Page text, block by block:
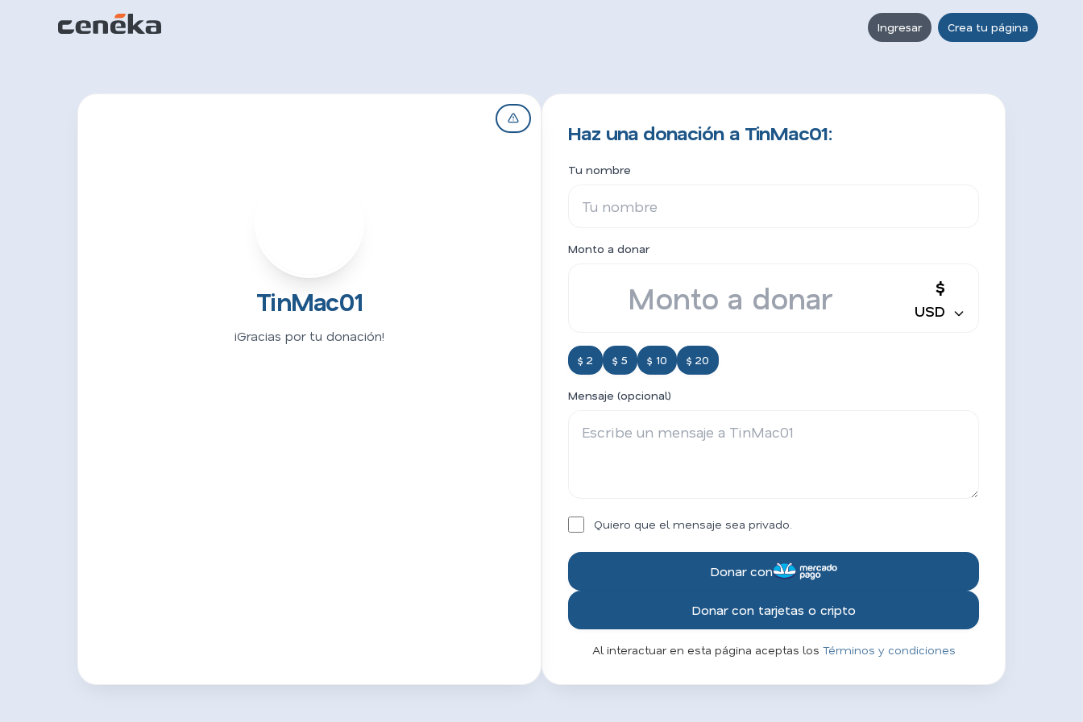
Ingresar Crea tu página
TinMac01
¡Gracias por tu donación!
Haz una donación a TinMac01:
Tu nombre
Monto a donar
$
USD
$ 2 $ 5 $ 10 $ 20
Mensaje (opcional)
Quiero que el mensaje sea privado.
Donar con
Donar con tarjetas o cripto
Al interactuar en esta página aceptas los Términos y condiciones